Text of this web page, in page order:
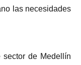
las necesidades
sector de Medellín